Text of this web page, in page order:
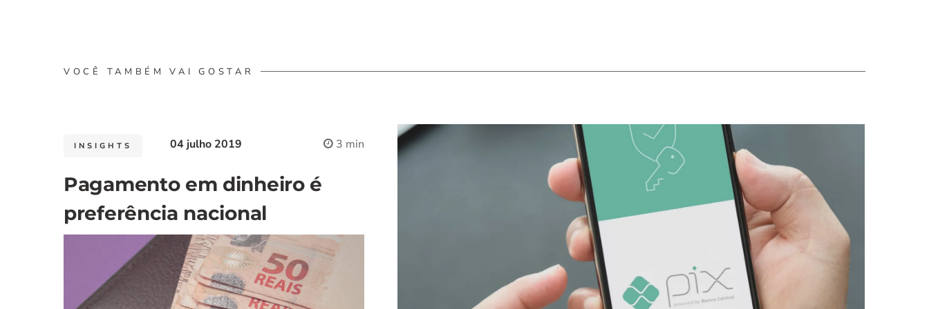
VOCÊ TAMBÉM VAI GOSTAR
INSIGHTS 04 julho 2019 3 min
Pagamento em dinheiro é
preferência nacional